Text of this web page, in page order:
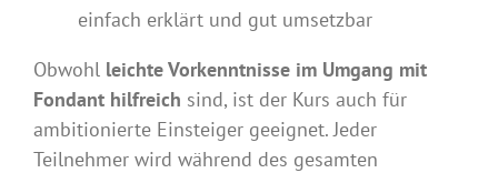
einfach erklärt und gut umsetzbar
Obwohl leichte Vorkenntnisse im Umgang mit
Fondant hilfreich sind, ist der Kurs auch für
ambitionierte Einsteiger geeignet. Jeder
Teilnehmer wird während des gesamten